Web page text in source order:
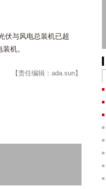
伏与风电总装机已超
机。
【责任编辑：ada.sun】